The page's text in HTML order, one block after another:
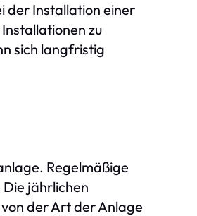
der Installation einer
zu
sich langfristig
Regelmäßige
jährlichen
der Art der Anlage